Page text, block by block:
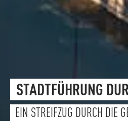
STADTFÜHRUNG
EIN STREIFZUG DURCH DIE